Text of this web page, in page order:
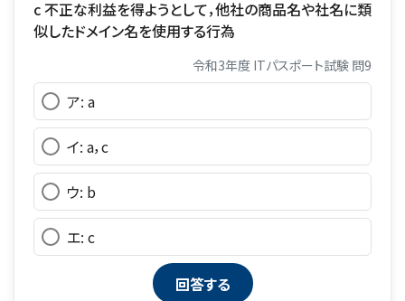
c 不正な利益を得ようとして，他社の商品名や社名に類
似したドメイン名を使用する行為
令和3年度 ITパスポート試験 問9
ア: a
イ: a，c
ウ: b
エ: c